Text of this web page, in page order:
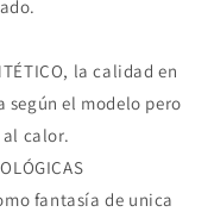
la calidad en
según el modelo pero
al calor.
fantasía de unica